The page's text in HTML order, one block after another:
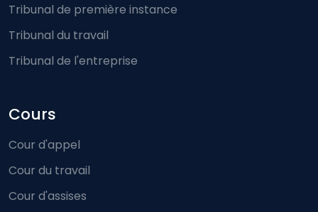
Tribunal de première instance
Tribunal du travail
Tribunal de l'entreprise
Cours
Cour d'appel
Cour du travail
Cour d'assises